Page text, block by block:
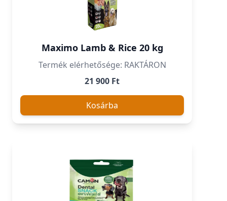
Maximo Lamb & Rice 20 kg
Termék elérhetősége: RAKTÁRON
21 900 Ft
Kosárba